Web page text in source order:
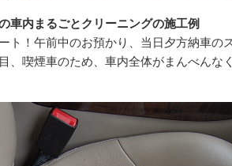
車内まるごとクリーニングの施工例
ト！午前中のお預かり、当日夕方納車の
、喫煙車のため、車内全体がまんべんな